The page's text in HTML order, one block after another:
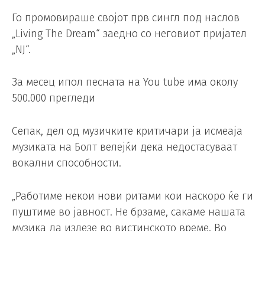
Го промовираше својот прв сингл под наслов
„Living The Dream“ заедно со неговиот пријател
„NJ“.
За месец ипол песната на You tube има околу
500.000 прегледи
Сепак, дел од музичките критичари ја исмеаја
музиката на Болт велејќи дека недостасуваат
вокални способности.
„Работиме некои нови ритами кои наскоро ќе ги
пуштиме во јавност. Не брзаме, сакаме нашата
музика да излезе во вистинското време. Во